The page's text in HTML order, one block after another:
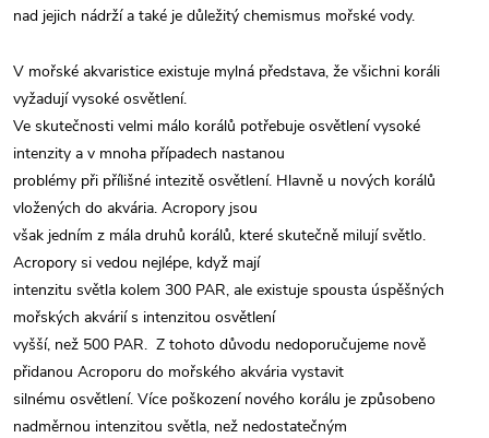
nad jejich nádrží a také je důležitý chemismus mořské vody.
V mořské akvaristice existuje mylná představa, že všichni koráli
vyžadují vysoké osvětlení.
Ve skutečnosti velmi málo korálů potřebuje osvětlení vysoké
intenzity a v mnoha případech nastanou
problémy při přílišné intezitě osvětlení. Hlavně u nových korálů
vložených do akvária. Acropory jsou
však jedním z mála druhů korálů, které skutečně milují světlo.
Acropory si vedou nejlépe, když mají
intenzitu světla kolem 300 PAR, ale existuje spousta úspěšných
mořských akvárií s intenzitou osvětlení
vyšší, než 500 PAR. Z tohoto důvodu nedoporučujeme nově
přidanou Acroporu do mořského akvária vystavit
silnému osvětlení. Více poškození nového korálu je způsobeno
nadměrnou intenzitou světla, než nedostatečným